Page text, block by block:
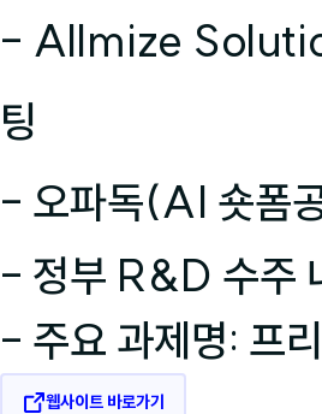
- Allmize
팅
- 오파독(AI 숏폼
- 정부 R&D 수주
- 주요 과제명: 프
웹사이트 바로가기